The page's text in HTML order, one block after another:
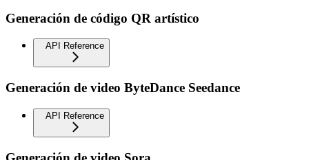
Generación de código QR artístico
API Reference
Generación de video ByteDance Seedance
API Reference